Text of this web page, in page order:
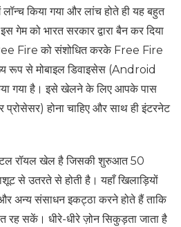
किया गया और लांच होते ही यह बहुत
गेम को भारत सरकार द्वारा बैन कर दिया
Fire को संशोधित करके Free Fire
रूप से मोबाइल डिवाइसेस (Android
गया है। इसे खेलने के लिए आपके पास
प्रोसेसर) होना चाहिए और साथ ही इंटरनेट
रॉयल खेल है जिसकी शुरुआत 50
से उतरते से होती है। यहाँ खिलाड़ियों
अन्य संसाधन इकट्ठा करने होते हैं ताकि
सकें। धीरे-धीरे ज़ोन सिकुड़ता जाता है